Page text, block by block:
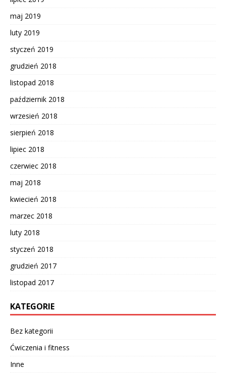
maj 2019
luty 2019
styczeń 2019
grudzień 2018
listopad 2018
październik 2018
wrzesień 2018
sierpień 2018
lipiec 2018
czerwiec 2018
maj 2018
kwiecień 2018
marzec 2018
luty 2018
styczeń 2018
grudzień 2017
listopad 2017
KATEGORIE
Bez kategorii
Ćwiczenia i fitness
Inne